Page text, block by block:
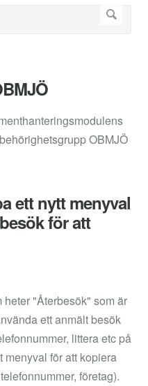
OBMJÖ
ett nytt menyval
för att
heter "Återbesök" som är
ett anmält besök
littera etc på
menyval för att kopiera
företag).